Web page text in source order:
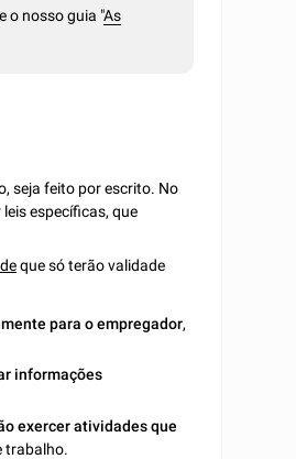
o nosso guia "As
seja feito por escrito. No
específicas, que
que só terão validade
para o empregador,
informações
exercer atividades que
trabalho.